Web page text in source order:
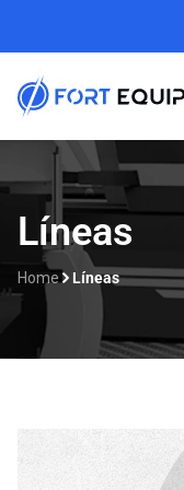
Líneas
Home Líneas